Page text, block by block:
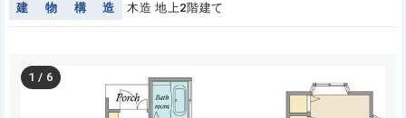
建 物 構 造 木造 地上2階建て
1 / 6